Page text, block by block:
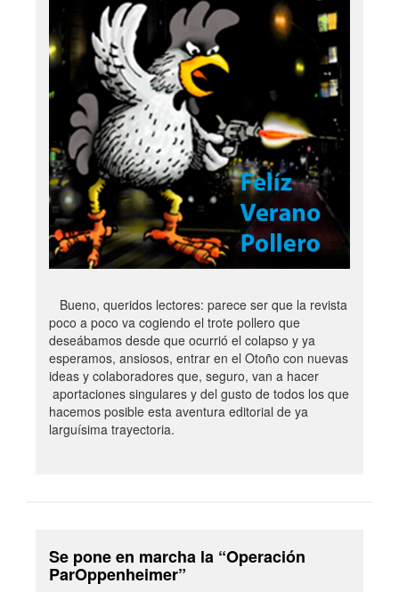
Bueno, queridos lectores: parece ser que la revista
poco a poco va cogiendo el trote pollero que
deseábamos desde que ocurrió el colapso y ya
esperamos, ansiosos, entrar en el Otoño con nuevas
ideas y colaboradores que, seguro, van a hacer
aportaciones singulares y del gusto de todos los que
hacemos posible esta aventura editorial de ya
larguísima trayectoria.
Se pone en marcha la “Operación
ParOppenheimer”